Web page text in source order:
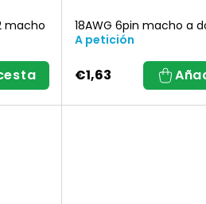
macho
18AWG 6pin macho a
A petición
€1,63